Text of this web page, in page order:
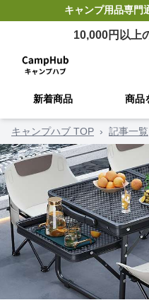
キャンプ用品専門
10,000円以上
新着商品 商品
キャンプハブ TOP › 記事一覧